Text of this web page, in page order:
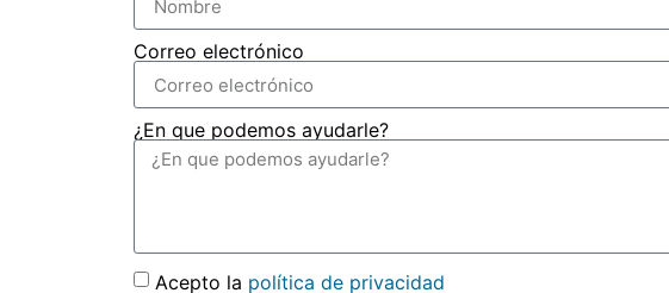
Correo electrónico
¿En que podemos ayudarle?
Acepto la política de privacidad